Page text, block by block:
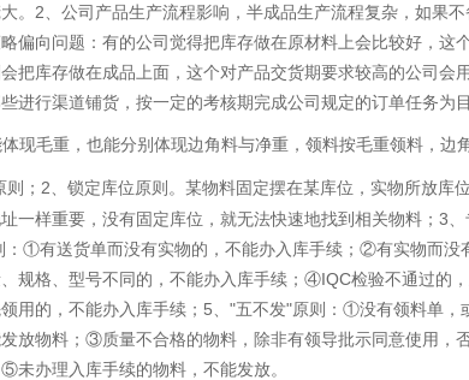
。2、公司产品生产流程影响，半成品生产流程复杂，如果
偏向问题：有的公司觉得把库存做在原材料上会比较好，这
把库存做在成品上面，这个对产品交货期要求较高的公司会
进行渠道铺货，按一定的考核期完成公司规定的订单任务为
现毛重，也能分别体现边角料与净重，领料按毛重领料，边
则；2、锁定库位原则。某物料固定摆在某库位，实物所放库
一样重要，没有固定库位，就无法快速地找到相关物料；3
：①有送货单而没有实物的，不能办入库手续；②有实物而
规格、型号不同的，不能办入库手续；④IQC检验不通过的
用的，不能办入库手续；5、"五不发"原则：①没有领料单
放物料；③质量不合格的物料，除非有领导批示同意使用，
未办理入库手续的物料，不能发放。